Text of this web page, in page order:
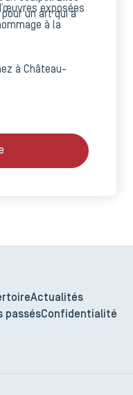
un art qui a
exposées
à la
à Château-
Actualités
passésConfidentialité